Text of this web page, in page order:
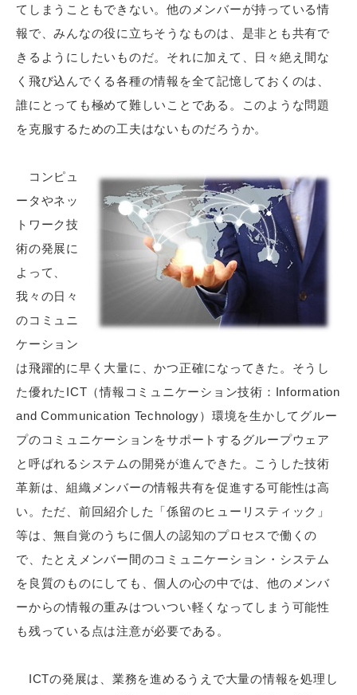
てしまうこともできない。他のメンバーが持っている情
報で、みんなの役に立ちそうなものは、是非とも共有で
きるようにしたいものだ。それに加えて、日々絶え間な
く飛び込んでくる各種の情報を全て記憶しておくのは、
誰にとっても極めて難しいことである。このような問題
を克服するための工夫はないものだろうか。
コンピュ
ータやネッ
トワーク技
術の発展に
よって、
我々の日々
のコミュニ
ケーション
は飛躍的に早く大量に、かつ正確になってきた。そうし
た優れたICT（情報コミュニケーション技術：Information
and Communication Technology）環境を生かしてグルー
プのコミュニケーションをサポートするグループウェア
と呼ばれるシステムの開発が進んできた。こうした技術
革新は、組織メンバーの情報共有を促進する可能性は高
い。ただ、前回紹介した「係留のヒューリスティック」
等は、無自覚のうちに個人の認知のプロセスで働くの
で、たとえメンバー間のコミュニケーション・システム
を良質のものにしても、個人の心の中では、他のメンバ
ーからの情報の重みはついつい軽くなってしまう可能性
も残っている点は注意が必要である。
ICTの発展は、業務を進めるうえで大量の情報を処理し